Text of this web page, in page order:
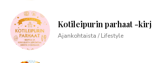
Kotileipurin parhaat -
Ajankohtaista / Lifestyle